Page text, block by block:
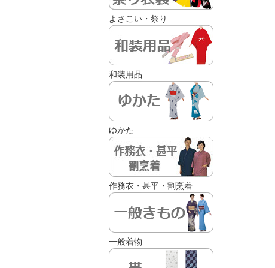
よさこい・祭り
和装用品
ゆかた
作務衣・甚平・割烹着
一般着物